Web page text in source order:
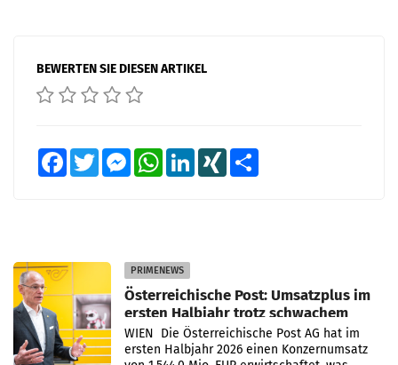
BEWERTEN SIE DIESEN ARTIKEL
FacebookTwitter MessengerWhatsAppLinkedInXING
PRIMENEWS
Österreichische Post: Umsatzplus im
ersten Halbjahr trotz schwachem
Briefgeschäft
WIEN Die Österreichische Post AG hat im
ersten Halbjahr 2026 einen Konzernumsatz